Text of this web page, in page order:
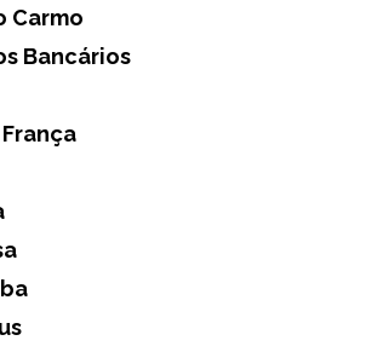
Carmo
Bancários
França